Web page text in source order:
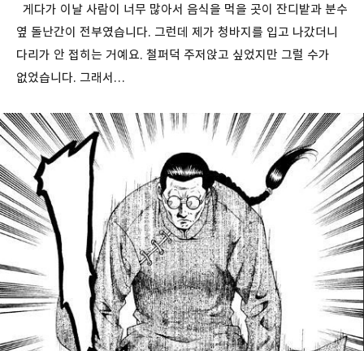
게다가 이날 사람이 너무 많아서 음식을 먹을 곳이 잔디밭과 분수
옆 돌난간이 전부였습니다. 그런데 제가 청바지를 입고 나갔더니
다리가 안 접히는 거예요. 철퍼덕 주저앉고 싶었지만 그럴 수가
없었습니다. 그래서…